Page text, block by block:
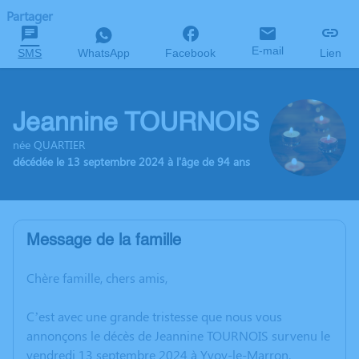
Partager
SMS WhatsApp Facebook E-mail Lien
Jeannine TOURNOIS
née QUARTIER
décédée le 13 septembre 2024 à l'âge de 94 ans
Message de la famille
Chère famille, chers amis,
C’est avec une grande tristesse que nous vous
annonçons le décès de Jeannine TOURNOIS survenu le
vendredi 13 septembre 2024 à Yvoy-le-Marron.